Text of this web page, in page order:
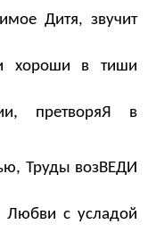
Дитя, звучит
хороши в тиши
претворяЯ в
Труды возВЕДИ
Любви с усладой